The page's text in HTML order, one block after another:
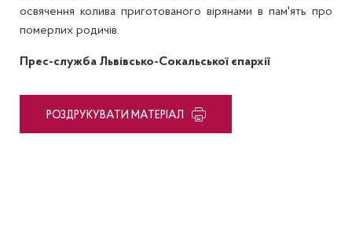
освячення колива приготованого вірянами в пам'ять про
померлих родичів.
Прес-служба Львівсько-Сокальської єпархії
PОЗДРУКУВАТИ МАТЕРІАЛ